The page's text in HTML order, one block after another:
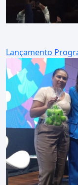
Lançamento